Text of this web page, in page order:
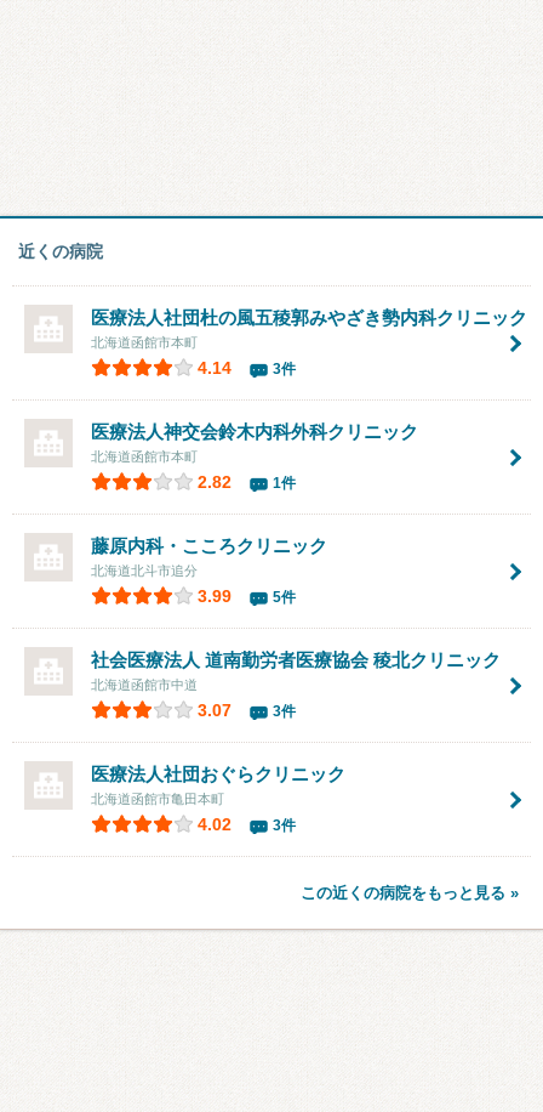
近くの病院
医療法人社団杜の風五稜郭みやざき勢内科クリニック
北海道函館市本町
4.14 3件
医療法人神交会鈴木内科外科クリニック
北海道函館市本町
2.82 1件
藤原内科・こころクリニック
北海道北斗市追分
3.99 5件
社会医療法人 道南勤労者医療協会 稜北クリニック
北海道函館市中道
3.07 3件
医療法人社団おぐらクリニック
北海道函館市亀田本町
4.02 3件
この近くの病院をもっと見る »